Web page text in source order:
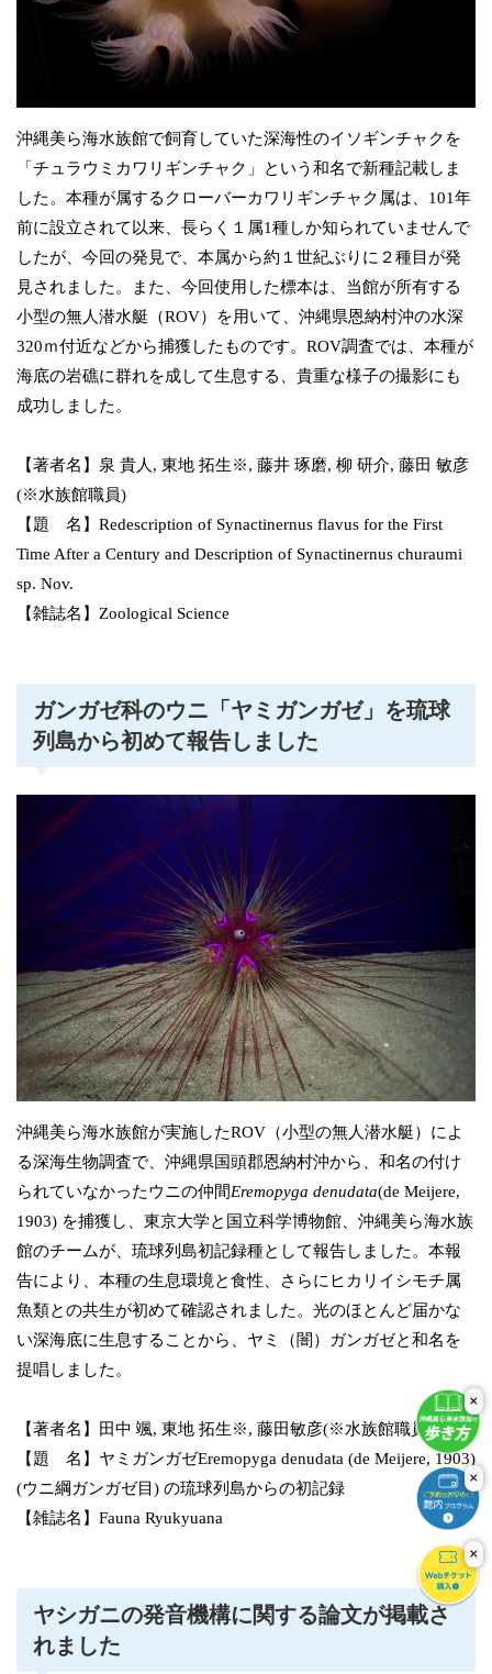
沖縄美ら海水族館で飼育していた深海性のイソギンチャクを
「チュラウミカワリギンチャク」という和名で新種記載しま
した。本種が属するクローバーカワリギンチャク属は、101年
前に設立されて以来、長らく１属1種しか知られていませんで
したが、今回の発見で、本属から約１世紀ぶりに２種目が発
見されました。また、今回使用した標本は、当館が所有する
小型の無人潜水艇（ROV）を用いて、沖縄県恩納村沖の水深
320ｍ付近などから捕獲したものです。ROV調査では、本種が
海底の岩礁に群れを成して生息する、貴重な様子の撮影にも
成功しました。
【著者名】泉 貴人, 東地 拓生※, 藤井 琢磨, 柳 研介, 藤田 敏彦
(※水族館職員)
【題 名】Redescription of Synactinernus flavus for the First
Time After a Century and Description of Synactinernus churaumi
sp. Nov.
【雑誌名】Zoological Science
ガンガゼ科のウニ「ヤミガンガゼ」を琉球
列島から初めて報告しました
沖縄美ら海水族館が実施したROV（小型の無人潜水艇）によ
る深海生物調査で、沖縄県国頭郡恩納村沖から、和名の付け
られていなかったウニの仲間Eremopyga denudata(de Meijere,
1903) を捕獲し、東京大学と国立科学博物館、沖縄美ら海水族
館のチームが、琉球列島初記録種として報告しました。本報
告により、本種の生息環境と食性、さらにヒカリイシモチ属
魚類との共生が初めて確認されました。光のほとんど届かな
い深海底に生息することから、ヤミ（闇）ガンガゼと和名を
提唱しました。
【著者名】田中 颯, 東地 拓生※, 藤田敏彦(※水族館職員)
【題 名】ヤミガンガゼEremopyga denudata (de Meijere, 1903)
(ウニ綱ガンガゼ目) の琉球列島からの初記録
【雑誌名】Fauna Ryukyuana
ヤシガニの発音機構に関する論文が掲載さ
れました
×
×
×